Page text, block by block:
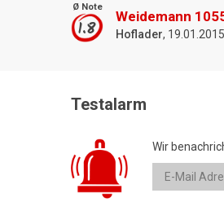
Ø Note
1.8
Weidemann
Hoflader, 19.01.2015
Testalarm
Wir